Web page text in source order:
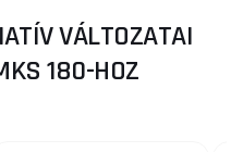
VÁLTOZATAI
180-HOZ